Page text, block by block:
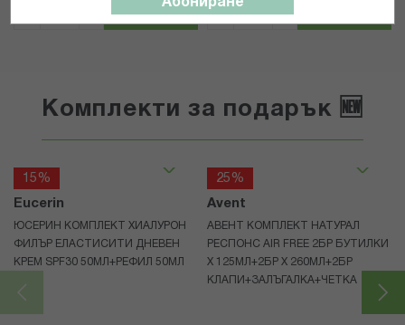
КУПИ
Комплекти за подарък 🆕
15%
Eucerin
ЮСЕРИН КОМПЛЕКТ ХИАЛУРОН
ФИЛЪР ЕЛАСТИСИТИ ДНЕВЕН
КРЕМ SPF30 50МЛ+РЕФИЛ 50МЛ
25%
Avent
АВЕНТ КОМПЛЕКТ НАТУРАЛ
РЕСПОНС AIR FREE 2БР БУТИЛКИ
Х 125МЛ+2БР Х 260МЛ+2БР
КЛАПИ+ЗАЛЪГАЛКА+ЧЕТКА